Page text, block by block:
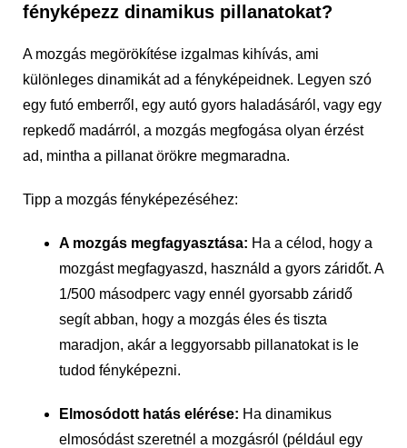
fényképezz dinamikus pillanatokat?
A mozgás megörökítése izgalmas kihívás, ami
különleges dinamikát ad a fényképeidnek. Legyen szó
egy futó emberről, egy autó gyors haladásáról, vagy egy
repkedő madárról, a mozgás megfogása olyan érzést
ad, mintha a pillanat örökre megmaradna.
Tipp a mozgás fényképezéséhez:
A mozgás megfagyasztása: Ha a célod, hogy a
mozgást megfagyaszd, használd a gyors záridőt. A
1/500 másodperc vagy ennél gyorsabb záridő
segít abban, hogy a mozgás éles és tiszta
maradjon, akár a leggyorsabb pillanatokat is le
tudod fényképezni.
Elmosódott hatás elérése: Ha dinamikus
elmosódást szeretnél a mozgásról (például egy